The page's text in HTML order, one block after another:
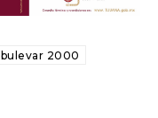
bulevar 2000